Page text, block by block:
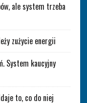
ale system trzeba
zużycie energii
System kaucyjny
to, co do niej